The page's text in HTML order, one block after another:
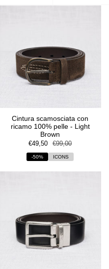
per
Cintura scamosciata con
ricamo 100% pelle - Light
Brown
€49,50 €99,00
-50% ICONS